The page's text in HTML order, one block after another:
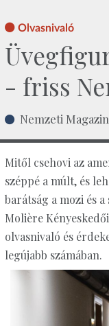
Olvasnivaló
- friss
Nemzeti
Mitől csehovi az
széppé a múlt, és
barátság a mozi és
Molière
olvasnivaló és
legújabb számában.